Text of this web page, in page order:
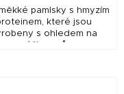
pamlsky s hmyzím
které jsou
s ohledem na
výživu psů